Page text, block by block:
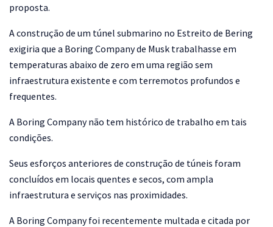
proposta.
A construção de um túnel submarino no Estreito de Bering
exigiria que a Boring Company de Musk trabalhasse em
temperaturas abaixo de zero em uma região sem
infraestrutura existente e com terremotos profundos e
frequentes.
A Boring Company não tem histórico de trabalho em tais
condições.
Seus esforços anteriores de construção de túneis foram
concluídos em locais quentes e secos, com ampla
infraestrutura e serviços nas proximidades.
A Boring Company foi recentemente multada e citada por